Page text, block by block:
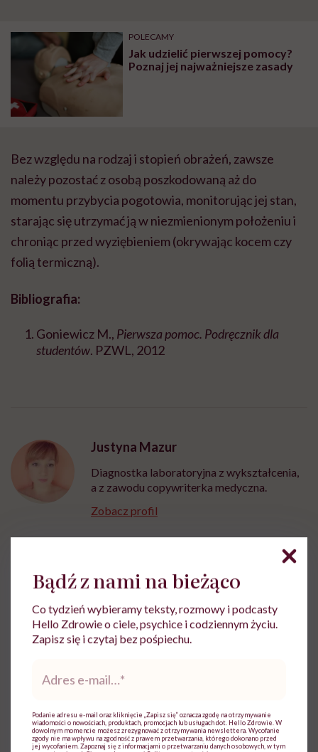
POLECAMY
Jak udzielić pierwszej pomocy?
Poznaj jej najważniejsze zasady
Bez względu na rodzaj i stopień obrażeń, zawsze
należy pozostać z osobą poszkodowaną aż do
momentu przybycia pogotowia, monitorując jej stan,
starając się utrzymać ją w niezmienionym położeniu i
chroniąc przed wyziębieniem (okrywając kocem czy
folią termiczną).
Bibliografia:
Goniewicz M., Pierwsza pomoc. Podręcznik dla
studentów. PZWL, 2012
Justyna Mazur
Diagnostka laboratoryjna z wykształcenia,
a z zawodu copywriterka medyczna.
Zobacz profil
Powiązane tematy:
kontuzje Krew Pierwsza pomoc
i
Treści zawarte w serwisie mają wyłącznie
charakter informacyjny i nie stanowią porady
lekarskiej. Pamiętaj, że w przypadku
Bądź z nami na bieżąco
Co tydzień wybieramy teksty, rozmowy i podcasty
Hello Zdrowie o ciele, psychice i codziennym życiu.
Zapisz się i czytaj bez pośpiechu.
mail*
Podanie adresu e-mail oraz kliknięcie „Zapisz się” oznacza zgodę na otrzymywanie
wiadomości o nowościach, produktach, promocjach lub usługach dot. Hello Zdrowie. W
dowolnym momencie możesz zrezygnować z otrzymywania newslettera. Wycofanie
zgody nie ma wpływu na zgodność z prawem przetwarzania, którego dokonano przed
jej wycofaniem. Zapoznaj się z informacjami o przetwarzaniu danych osobowych, w tym